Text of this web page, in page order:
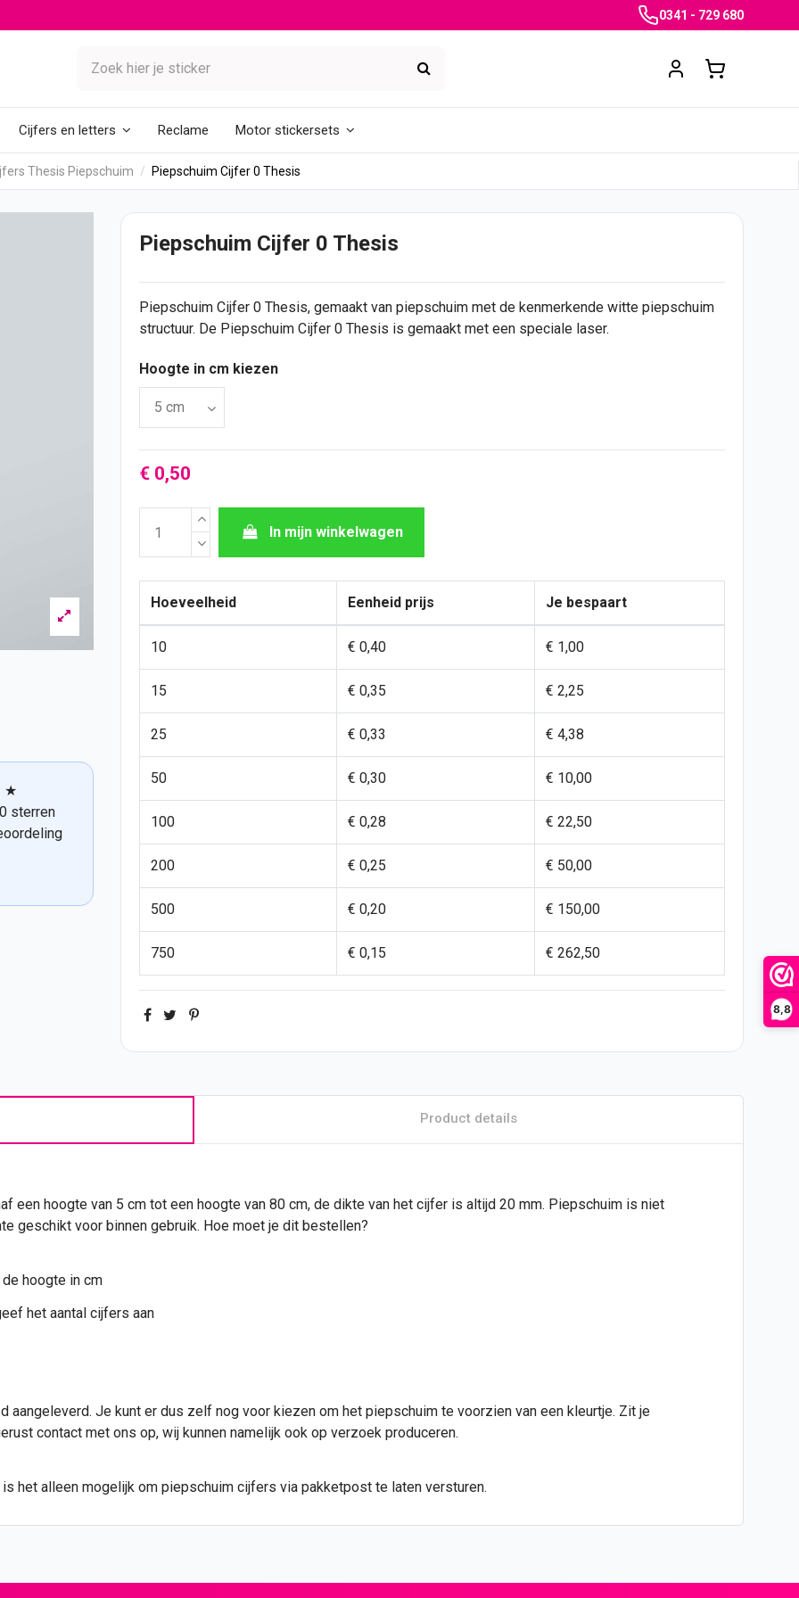
8,8
0341 - 729 680
Cijfers en letters Reclame Motor stickersets
Thesis Piepschuim Piepschuim Cijfer 0 Thesis
★
sterren
Piepschuim Cijfer 0 Thesis
Piepschuim Cijfer0 Thesis, gemaakt van piepschuim met de kenmerkende witte piepschuim
structuur. De Piepschuim Cijfer 0 Thesis is gemaakt met een speciale laser.
Hoogte in cm kiezen
€ 0,50
In mijn winkelwagen
Hoeveelheid Eenheid prijs Je bespaart
10 € 0,40 € 1,00
15 € 0,35 € 2,25
25 € 0,33 € 4,38
50 € 0,30 € 10,00
100 € 0,28 € 22,50
200 € 0,25 € 50,00
500 € 0,20 € 150,00
750 € 0,15 € 262,50
Product details
een hoogte van 5 cm tot een hoogte van 80 cm, de dikte van het cijfer is altijd 20 mm. Piepschuim is niet
geschikt voor binnen gebruik. Hoe moet je dit bestellen?
hoogte in cm
het aantal cijfers aan
Je kunt er dus zelf nog voor kiezen om het piepschuim te voorzien van een kleurtje. Zit je
contact met ons op, wij kunnen namelijk ook op verzoek produceren.
het alleen mogelijk om piepschuim cijfers via pakketpost te laten versturen.